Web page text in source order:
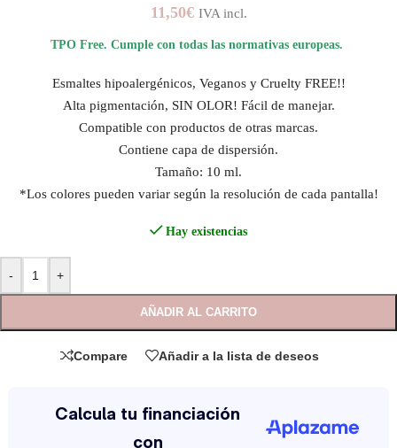
11,50€ IVA incl.
TPO Free. Cumple con todas las normativas europeas.
Esmaltes hipoalergénicos, Veganos y Cruelty FREE!!
Alta pigmentación, SIN OLOR! Fácil de manejar.
Compatible con productos de otras marcas.
Contiene capa de dispersión.
Tamaño: 10 ml.
*Los colores pueden variar según la resolución de cada pantalla!
Hay existencias
- +
AÑADIR AL CARRITO
Compare Añadir a la lista de deseos